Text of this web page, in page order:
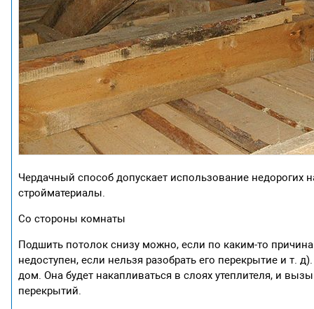
Чердачный способ допускает использование
стройматериалы.
Со стороны комнаты
Подшить потолок снизу можно, если по каким-то
недоступен, если нельзя разобрать его перекрытие и т.
дом. Она будет накапливаться в слоях утеплителя, и
перекрытий.